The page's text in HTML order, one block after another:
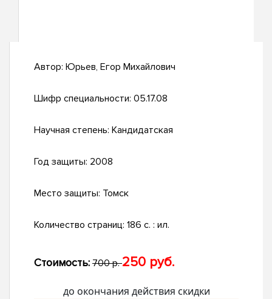
Автор: Юрьев, Егор Михайлович
Шифр специальности: 05.17.08
Научная степень: Кандидатская
Год защиты: 2008
Место защиты: Томск
Количество страниц: 186 с. : ил.
Стоимость: 700 р.250 руб.
до окончания действия скидки